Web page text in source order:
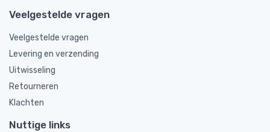
Veelgestelde vragen
Veelgestelde vragen
Levering en verzending
Uitwisseling
Retourneren
Klachten
Nuttige links